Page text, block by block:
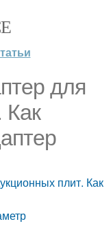
для
Как
плит. Как